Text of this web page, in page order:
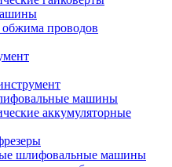
проводов
машины
аккумуляторные
шлифовальные машины